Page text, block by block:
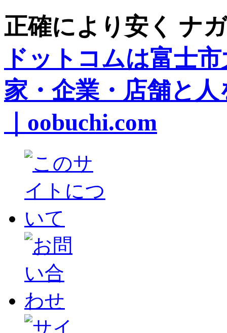
正確により安く ナ
ドットコムは富士
家・企業・店舗と
｜oobuchi.com